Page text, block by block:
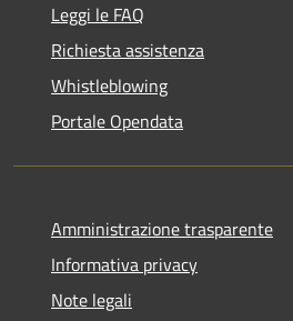
Leggi le FAQ
Richiesta assistenza
Whistleblowing
Portale Opendata
Amministrazione trasparente
Informativa privacy
Note legali